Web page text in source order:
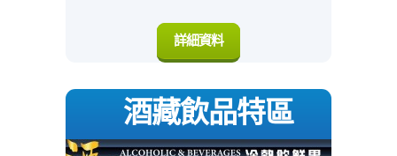
詳細資料
酒藏飲品特區